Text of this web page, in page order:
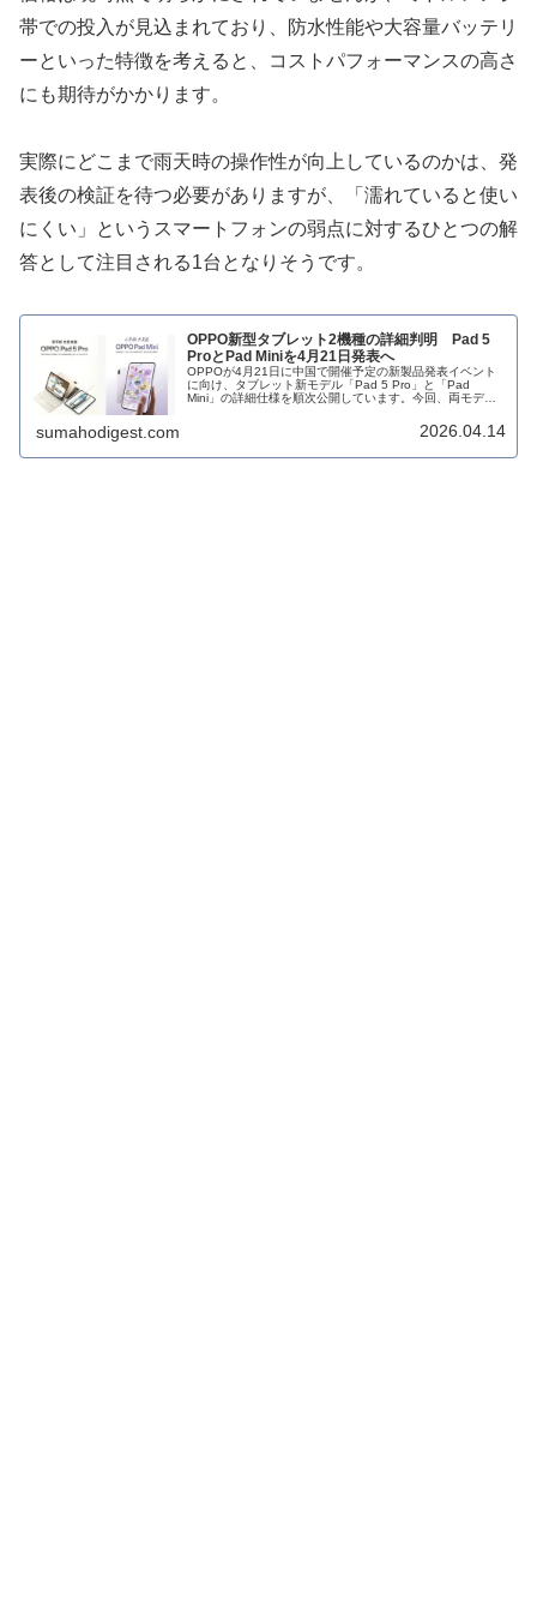
帯での投入が見込まれており、防水性能や大容量バッテリ
ーといった特徴を考えると、コストパフォーマンスの高さ
にも期待がかかります。
実際にどこまで雨天時の操作性が向上しているのかは、発
表後の検証を待つ必要がありますが、「濡れていると使い
にくい」というスマートフォンの弱点に対するひとつの解
答として注目される1台となりそうです。
OPPO新型タブレット2機種の詳細判明 Pad 5
ProとPad Miniを4月21日発表へ
OPPOが4月21日に中国で開催予定の新製品発表イベント
に向け、タブレット新モデル「Pad 5 Pro」と「Pad
Mini」の詳細仕様を順次公開しています。今回、両モデル
sumahodigest.com 2026.04.14